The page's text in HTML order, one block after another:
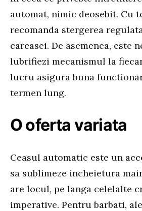
automat, nimic deosebit. Cu
recomanda stergerea
carcasei. De asemenea, este
lubrifiezi mecanismul la
lucru asigura buna
termen lung.
O oferta variata
Ceasul automatic este un
sa sublimeze incheietura
are locul, pe langa celelalte
imperative. Pentru barbati,